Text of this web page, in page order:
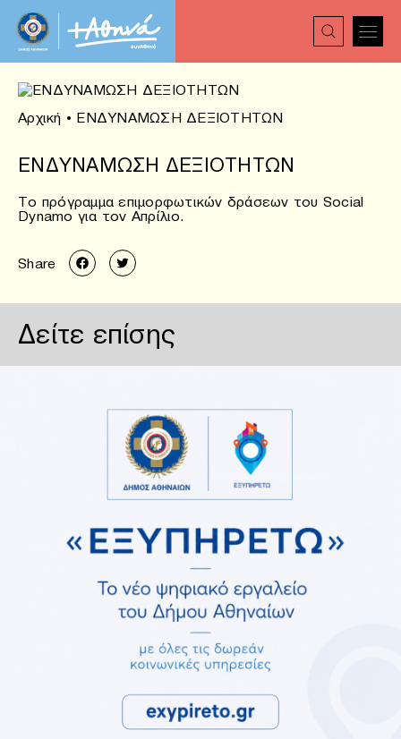
Αρχική • ΕΝΔΥΝΑΜΩΣΗ ΔΕΞΙΟΤΗΤΩΝ
ΕΝΔΥΝΑΜΩΣΗ ΔΕΞΙΟΤΗΤΩΝ
Το πρόγραμμα επιμορφωτικών δράσεων του Social
Dynamo για τον Απρίλιο.
Share
Δείτε επίσης